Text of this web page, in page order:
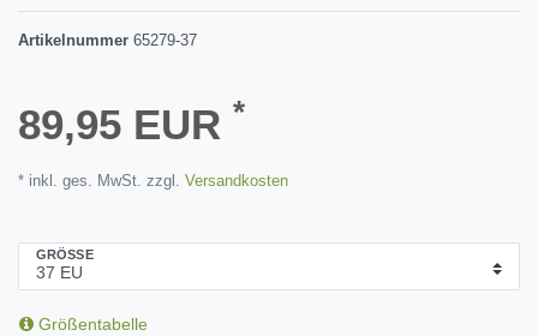
Artikelnummer 65279-37
89,95 EUR *
* inkl. ges. MwSt. zzgl. Versandkosten
GRÖSSE
Größentabelle